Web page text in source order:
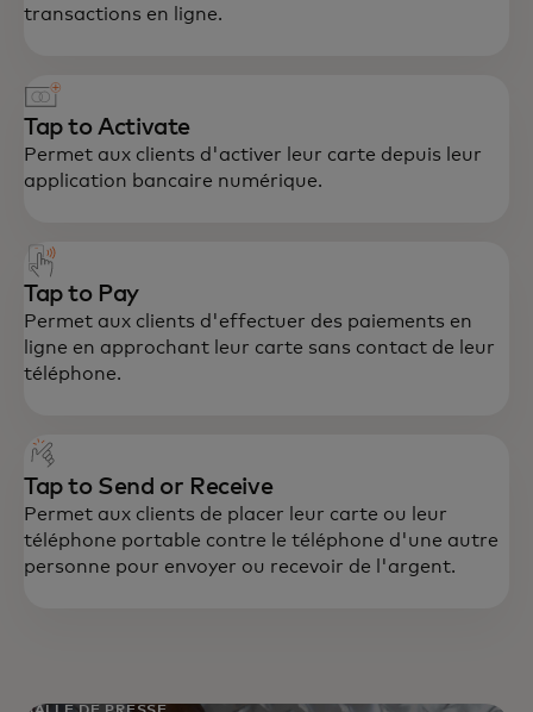
transactions en ligne.
Tap to Activate
Permet aux clients d'activer leur carte depuis leur
application bancaire numérique.
Tap to Pay
Permet aux clients d'effectuer des paiements en
ligne en approchant leur carte sans contact de leur
téléphone.
Tap to Send or Receive
Permet aux clients de placer leur carte ou leur
téléphone portable contre le téléphone d'une autre
personne pour envoyer ou recevoir de l'argent.